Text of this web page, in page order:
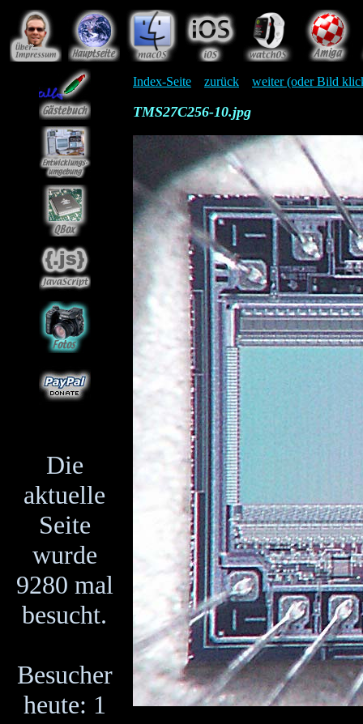
Die
aktuelle
Seite
wurde
9280 mal
besucht.
Besucher
heute: 1
Index-Seite zurück weiter (oder Bild
TMS27C256-10.jpg